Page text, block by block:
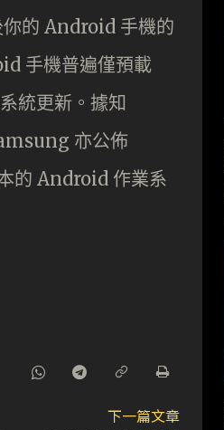
你的 Android 手機的
手機普遍僅預載
統更新。據知
亦公佈
的 Android 作業系
下一篇文章